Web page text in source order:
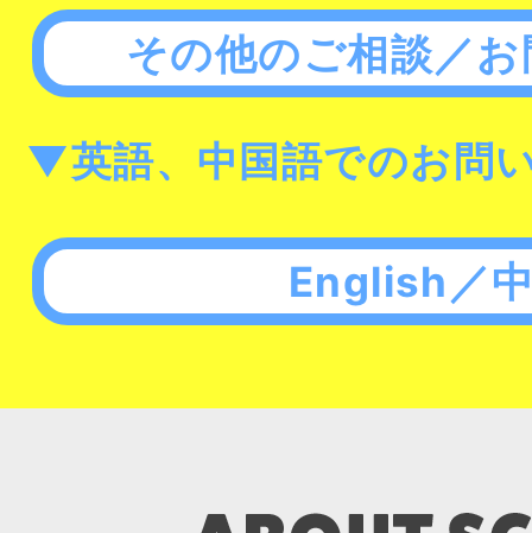
その他のご相談／
▼英語、中国語でのお問
English／